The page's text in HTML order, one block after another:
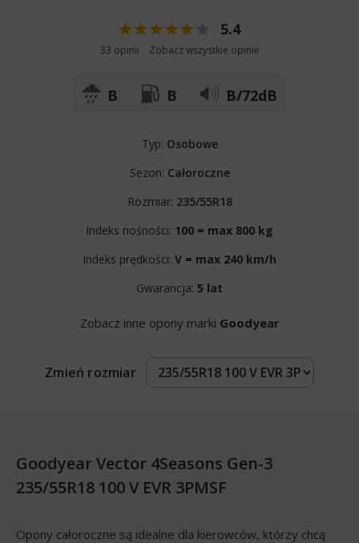
5.4
33 opinii Zobacz wszystkie opinie
B B B/72dB
Typ: Osobowe
Sezon: Całoroczne
Rozmiar: 235/55R18
Indeks nośności: 100 = max 800 kg
Indeks prędkości: V = max 240 km/h
Gwarancja: 5 lat
Zobacz inne opony marki Goodyear
Zmień rozmiar
Goodyear Vector 4Seasons Gen-3
235/55R18 100 V EVR 3PMSF
Opony całoroczne są idealne dla kierowców, którzy chcą